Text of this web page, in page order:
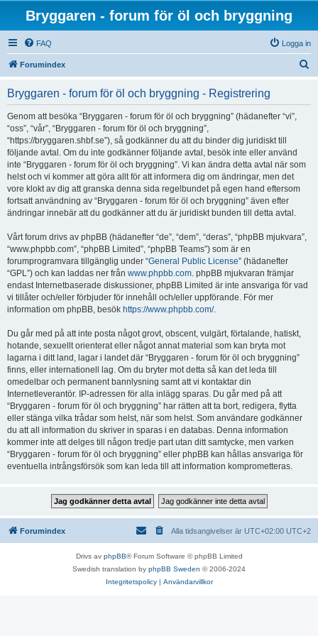
Bryggaren - forum för öl och bryggning
FAQ Logga in
Forumindex
Bryggaren - forum för öl och bryggning - Registrering
Genom att besöka “Bryggaren - forum för öl och bryggning” (hädanefter “vi”,
“oss”, “vår”, “Bryggaren - forum för öl och bryggning”,
“https://bryggaren.shbf.se”), så godkänner du att du binder dig juridiskt till
följande avtal. Om du inte godkänner följande avtal, besök inte eller använd
inte “Bryggaren - forum för öl och bryggning”. Vi kan ändra detta avtal när som
helst och vi kommer att göra allt för att informera dig om ändringar, men det
vore klokt av dig att granska denna sida regelbundet på egen hand eftersom
fortsatt användning av “Bryggaren - forum för öl och bryggning” även efter
ändringar innebär att du godkänner att du är juridiskt bunden till detta avtal.
Vårt forum drivs av phpBB (hädanefter “de”, “dem”, “deras”, “phpBB mjukvara”,
“www.phpbb.com”, “phpBB Limited”, “phpBB Teams”) som är en
forumprogramvara tillgänglig under “General Public License” (hädanefter
“GPL”) och kan laddas ner från www.phpbb.com. phpBB mjukvaran främjar
endast Internetbaserade diskussioner, phpBB Limited är inte ansvariga för vad
vi tillåter och/eller förbjuder för innehåll och/eller uppförande. För mer
information om phpBB, besök https://www.phpbb.com/.
Du går med på att inte posta något grovt, obscent, vulgärt, förtalande, hatiskt,
hotande, sexuellt orienterat eller något annat material som kan bryta mot
lagarna i ditt land, lagar i landet där “Bryggaren - forum för öl och bryggning”
finns, eller internationell lag. Om du bryter mot detta så kan det leda till
omedelbar och permanent bannlysning samt att vi kontaktar din
Internetleverantör. IP-adressen för alla inlägg sparas. Du går med på att
“Bryggaren - forum för öl och bryggning” har rätten att ta bort, redigera, flytta
eller stänga vilka trådar som helst, när som helst. Som användare godkänner
du att all information du skriver in sparas i en databas. Denna information
kommer inte att delges till någon tredje part utan ditt samtycke, men varken
“Bryggaren - forum för öl och bryggning” eller phpBB kan hållas ansvariga för
eventuella intrångsförsök som kan leda till att information komprometteras.
Forumindex Alla tidsangivelser är UTC+02:00 UTC+2
Drivs av phpBB® Forum Software © phpBB Limited
Swedish translation by phpBB Sweden © 2006-2024
Integritetspolicy| Användarvillkor